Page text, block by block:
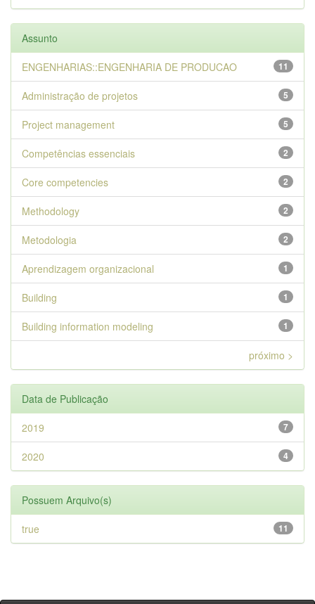
Assunto
11
ENGENHARIAS::ENGENHARIA DE PRODUCAO
5
Administração de projetos
5
Project management
2
Competências essenciais
2
Core competencies
2
Methodology
2
Metodologia
1
Aprendizagem organizacional
1
Building
1
Building information modeling
próximo >
Data de Publicação
7
2019
4
2020
Possuem Arquivo(s)
11
true